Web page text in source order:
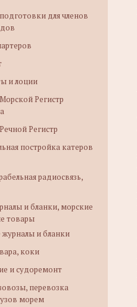
для членов
и лоции
Регистр
Регистр
постройка катеров
радиосвязь,
и бланки, морские
товары
и бланки
коки
и судоремонт
перевозка
морем